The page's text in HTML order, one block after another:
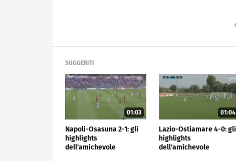
SUGGERITI
01:03
Napoli-Osasuna 2-1: gli
highlights
dell'amichevole
01:04
Lazio-Ostiamare 4-0: gli
highlights
dell'amichevole